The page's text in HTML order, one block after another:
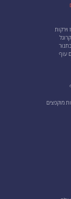
וירקות
עוף
מוקפצים